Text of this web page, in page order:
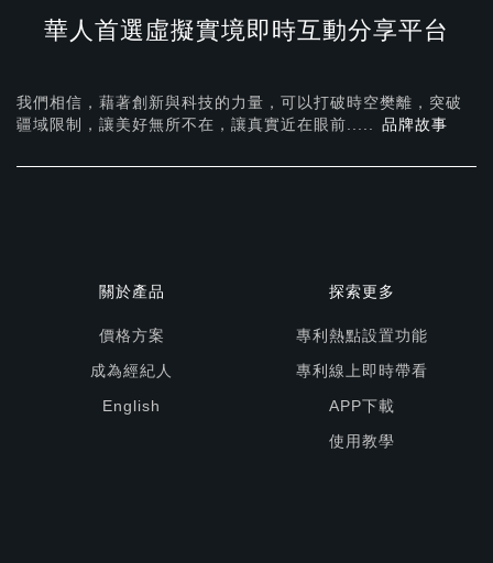
華人首選虛擬實境即時互動分享平台
我們相信，藉著創新與科技的力量，可以打破時空樊離，突破
疆域限制，讓美好無所不在， 讓真實近在眼前..... 品牌故事
關於產品
價格方案
成為經紀人
English
探索更多
專利熱點設置功能
專利線上即時帶看
APP下載
使用教學